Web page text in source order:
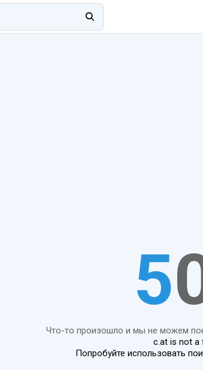
5
Что-то произошло и мы не можем
c.at is not a
Попробуйте использовать